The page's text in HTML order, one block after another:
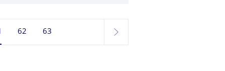
61, aktuell ausgewählt
62 63
weiter